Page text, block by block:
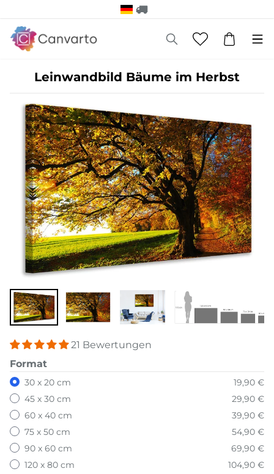
Leinwandbild Bäume im Herbst
21 Bewertungen
Format
30 x 20 cm
19,90 €
45 x 30 cm
29,90 €
60 x 40 cm
39,90 €
75 x 50 cm
54,90 €
90 x 60 cm
69,90 €
120 x 80 cm
104,90 €